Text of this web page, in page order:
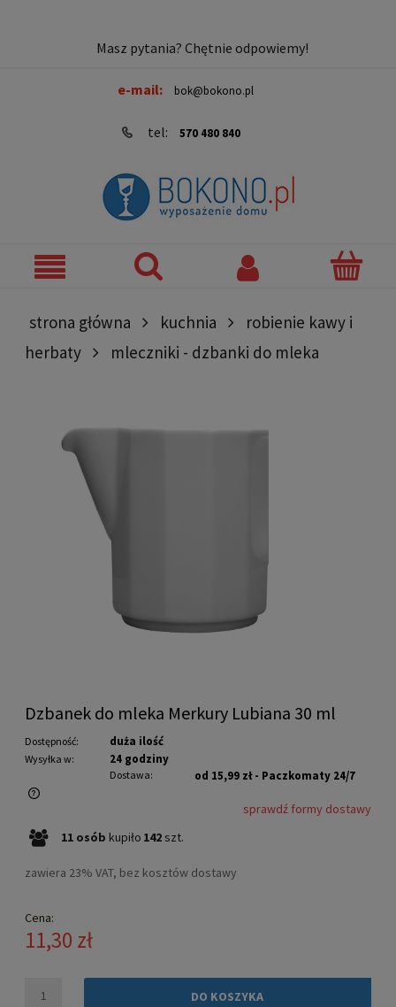
Masz pytania? Chętnie odpowiemy!
e-mail: bok@bokono.pl
tel: 570 480 840
strona główna kuchnia
robienie kawy i
herbaty
mleczniki - dzbanki do mleka
Dzbanek do mleka Merkury Lubiana 30 ml
Dostępność: duża ilość
Wysyłka w: 24 godziny
Dostawa: od 15,99 zł - Paczkomaty 24/7
Cena nie zawiera ewentualnych kosztów płatności
sprawdź formy dostawy
11 osób kupiło 142 szt.
zawiera 23% VAT, bez kosztów dostawy
Cena:
11,30 zł
DO KOSZYKA